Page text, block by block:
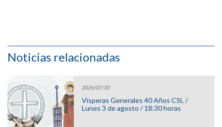
Noticias relacionadas
2026/07/30
Vísperas Generales 40 Años CSL /
Lunes 3 de agosto / 18:30 horas